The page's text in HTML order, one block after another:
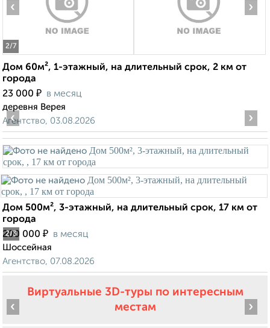
2/7
‹ ›
Дом 60м², 1-этажный, на длительный срок, 2 км от
города
23 000 ₽ в месяц
деревня Верея
Агентство, 03.08.2026
2/3
‹ ›
Дом 500м², 3-этажный, на длительный срок, 17 км от
города
200 000 ₽ в месяц
Шоссейная
Агентство, 07.08.2026
Виртуальные 3D-туры по интересным
местам
‹ ›